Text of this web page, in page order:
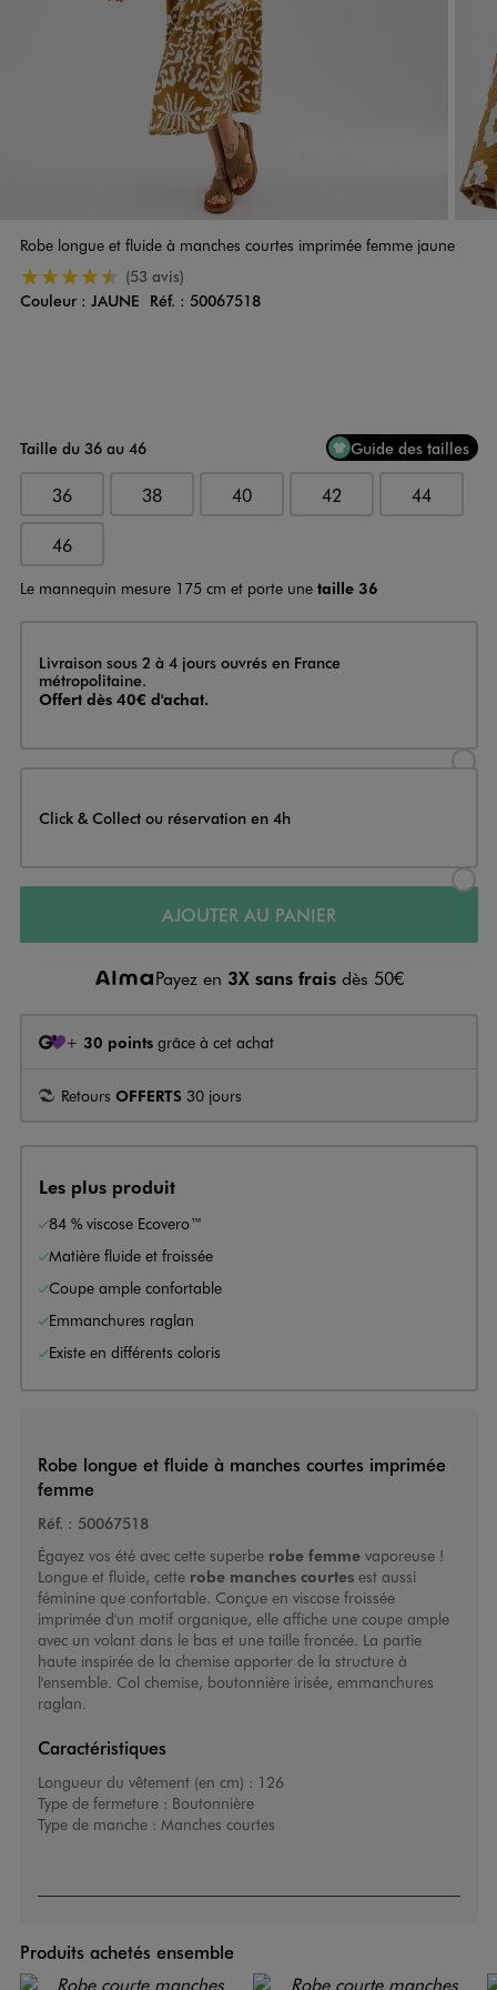
Robe longue et fluide à manches courtes imprimée femme jaune
4.5/5 de moyenne
(53 avis)
Couleur
Couleur : JAUNE Réf. : 50067518
Taille du 36 au 46 Guide des tailles
36 38 40 42 44
46
Le mannequin mesure 175 cm et porte une taille 36
Livraison
Livraison sous 2 à 4 jours ouvrés en France
métropolitaine.
Offert dès 40€ d'achat.
Click & Collect ou réservation en 4h
AJOUTER AU PANIER
Payez en 3X sans frais dès 50€
+ 30 points grâce à cet achat
Retours OFFERTS 30 jours
Les plus produit
84 % viscose Ecovero™
Matière fluide et froissée
Coupe ample confortable
Emmanchures raglan
Existe en différents coloris
Robe longue et fluide à manches courtes imprimée
femme
Réf. : 50067518
Égayez vos été avec cette superbe robe femmevaporeuse !
Longue et fluide, cette robe manches courtes est aussi
féminine que confortable. Conçue en viscose froissée
imprimée d'un motif organique, elle affiche une coupe ample
avec un volant dans le bas et une taille froncée. La partie
haute inspirée de la chemise apporter de la structure à
l'ensemble. Col chemise, boutonnière irisée, emmanchures
raglan.
Caractéristiques
Longueur du vêtement (en cm) : 126
Type de fermeture : Boutonnière
Type de manche : Manches courtes
Produits achetés ensemble